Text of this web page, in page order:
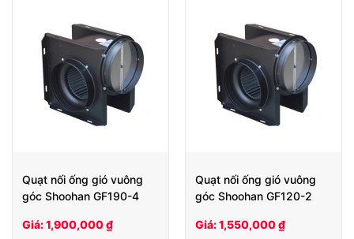
Quạt nối ống gió vuông
góc Shoohan GF190-4
Giá: 1,900,000 ₫
Quạt nối ống gió vuông
góc Shoohan GF120-2
Giá: 1,550,000 ₫